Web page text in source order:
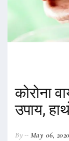
कोरोना
उपाय,
By May 06, 2020